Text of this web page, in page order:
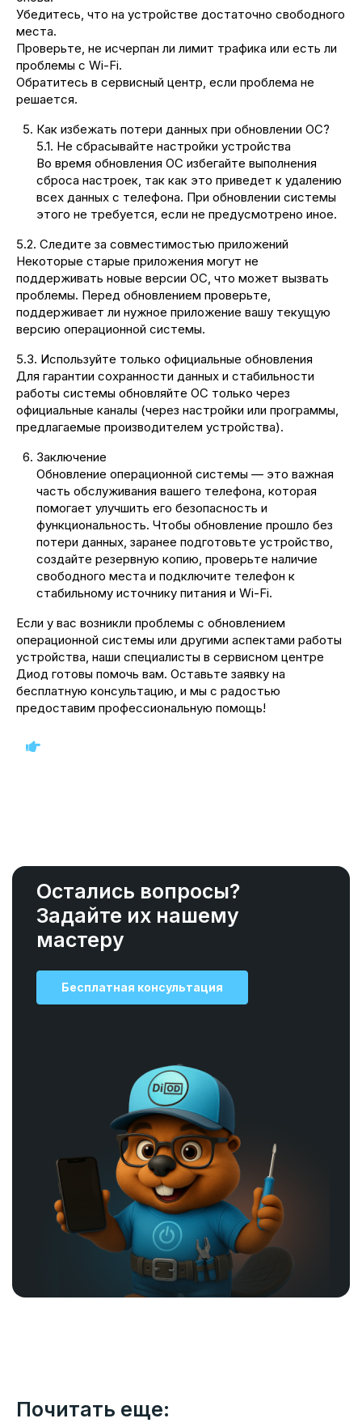
Убедитесь, что на устройстве достаточно свободного
места.
Проверьте, не исчерпан ли лимит трафика или есть ли
проблемы с Wi-Fi.
Обратитесь в сервисный центр, если проблема не
решается.
Как избежать потери данных при обновлении ОС?
5.1. Не сбрасывайте настройки устройства
Во время обновления ОС избегайте выполнения
сброса настроек, так как это приведет к удалению
всех данных с телефона. При обновлении системы
этого не требуется, если не предусмотрено иное.
5.2. Следите за совместимостью приложений
Некоторые старые приложения могут не
поддерживать новые версии ОС, что может вызвать
проблемы. Перед обновлением проверьте,
поддерживает ли нужное приложение вашу текущую
версию операционной системы.
5.3. Используйте только официальные обновления
Для гарантии сохранности данных и стабильности
работы системы обновляйте ОС только через
официальные каналы (через настройки или программы,
предлагаемые производителем устройства).
Заключение
Обновление операционной системы — это важная
часть обслуживания вашего телефона, которая
помогает улучшить его безопасность и
функциональность. Чтобы обновление прошло без
потери данных, заранее подготовьте устройство,
создайте резервную копию, проверьте наличие
свободного места и подключите телефон к
стабильному источнику питания и Wi-Fi.
Если у вас возникли проблемы с обновлением
операционной системы или другими аспектами работы
устройства, наши специалисты в сервисном центре
Диод готовы помочь вам. Оставьте заявку на
бесплатную консультацию, и мы с радостью
предоставим профессиональную помощь!
Остались вопросы?
Задайте их нашему
мастеру
Бесплатная консультация
Почитать еще: